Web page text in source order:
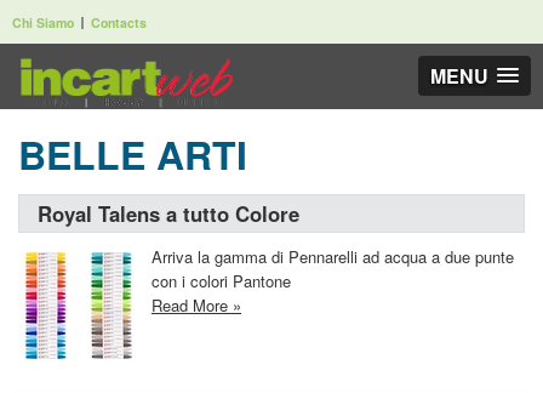
Chi Siamo Contacts
MENU
BELLE ARTI
Royal Talens a tutto Colore
Arriva la gamma di Pennarelli ad acqua a due punte
con i colori Pantone
Read More »